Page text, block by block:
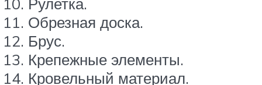
Обрезная доска.
Брус.
Крепежные элементы.
Кровельный материал.